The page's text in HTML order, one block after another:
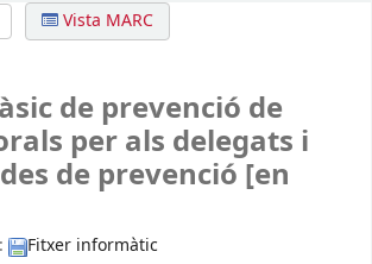
Vista MARC
de prevenció de
per als delegats i
de prevenció [en
Fitxer informàtic